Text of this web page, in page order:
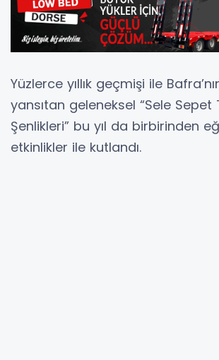
Yüzlerce yıllık geçmişi ile
yansıtan geleneksel “Sele Sepet
Şenlikleri” bu yıl da birbirinden
etkinlikler ile kutlandı.